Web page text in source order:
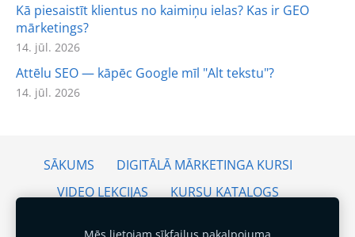
Kā piesaistīt klientus no kaimiņu ielas? Kas ir GEO
mārketings?
14. jūl. 2026
Attēlu SEO — kāpēc Google mīl "Alt tekstu"?
14. jūl. 2026
SĀKUMS
DIGITĀLĀ MĀRKETINGA KURSI
VIDEO LEKCIJAS
KURSU KATALOGS